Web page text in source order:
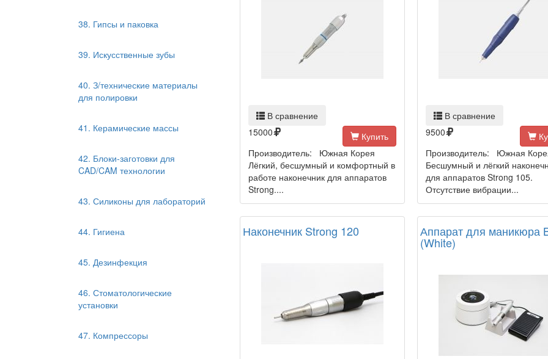
38. Гипсы и паковка
39. Искусственные зубы
40. З/технические материалы
для полировки
41. Керамические массы
42. Блоки-заготовки для
CAD/CAM технологии
43. Силиконы для лабораторий
44. Гигиена
45. Дезинфекция
46. Стоматологические
установки
47. Компрессоры
В сравнение
15000
Купить
Производитель: Южная Корея
Лёгкий, бесшумный и комфортный в
работе наконечник для аппаратов
Strong....
В сравнение
9500
Производитель: Южная
Бесшумный и лёгкий
для аппаратов Strong 105.
Отсутствие вибрации...
Наконечник Strong 120 Аппарат для маникюра
(White)